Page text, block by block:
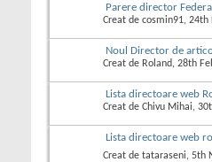
Parere director
Creat de cosmin91, 24th
Noul Director de
Creat de Roland, 28th
Lista directoare web
Creat de Chivu Mihai,
Lista directoare web
Creat de tataraseni, 5th